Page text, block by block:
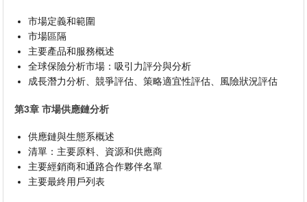
市場定義和範圍
市場區隔
主要產品和服務概述
全球保險分析市場：吸引力評分與分析
成長潛力分析、競爭評估、策略適宜性評估、風險狀況評估
第3章 市場供應鏈分析
供應鏈與生態系概述
清單：主要原料、資源和供應商
主要經銷商和通路合作夥伴名單
主要最終用戶列表